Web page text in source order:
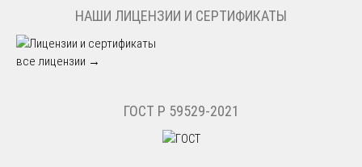
НАШИ ЛИЦЕНЗИИ И СЕРТИФИКАТЫ
все лицензии →
ГОСТ Р 59529-2021